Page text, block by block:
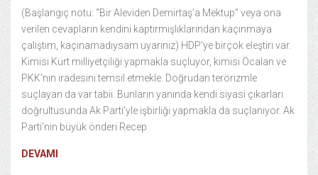
(Başlangıç notu: “Bir Aleviden Demirtaş’a Mektup” veya ona
verilen cevapların kendini kaptırmışlıklarından kaçınmaya
çalıştım, kaçınamadıysam uyarınız) HDP’ye birçok eleştiri var.
Kimisi Kürt milliyetçiliği yapmakla suçluyor, kimisi Öcalan ve
PKK’nın iradesini temsil etmekle. Doğrudan terörizmle
suçlayan da var tabii. Bunların yanında kendi siyasi çıkarları
doğrultusunda Ak Parti’yle işbirliği yapmakla da suçlanıyor. Ak
Parti’nin büyük önderi Recep
DEVAMI